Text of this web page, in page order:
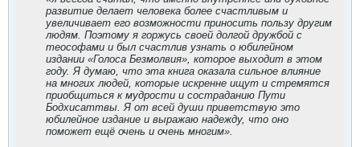
развитие делает человека более счастливым и
увеличивает его возможности приносить пользу другим
людям. Поэтому я горжусь своей долгой дружбой с
теософами и был счастлив узнать о юбилейном
издании «Голоса Безмолвия», которое выходит в этом
году. Я думаю, что эта книга оказала сильное влияние
на многих людей, которые искренне ищут и стремятся
приобщиться к мудрости и состраданию Пути
Бодхисаттвы. Я от всей души приветствую это
юбилейное издание и выражаю надежду, что оно
поможет ещё очень и очень многим».